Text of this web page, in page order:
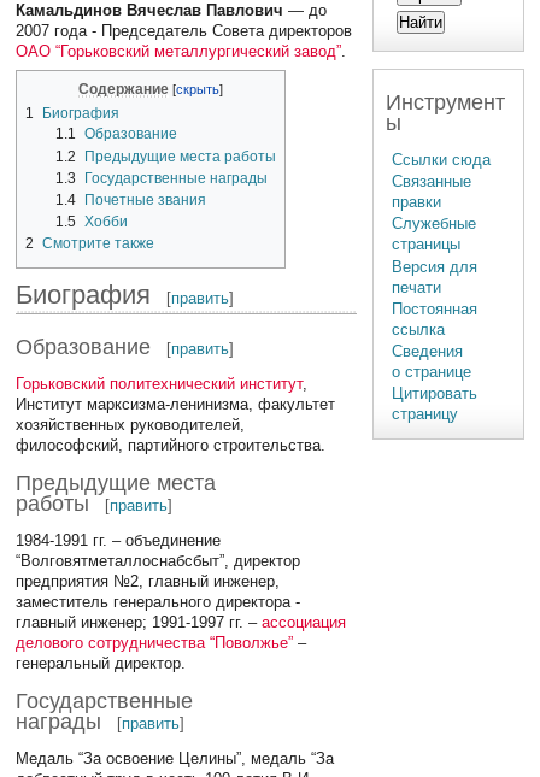
Камальдинов Вячеслав Павлович — до
2007 года - Председатель Совета директоров
ОАО “Горьковский металлургический завод”.
Содержание
1
Биография
1.1 Образование
1.2
Предыдущие места работы
1.3
Государственные награды
1.4
Почетные звания
1.5 Хобби
2
Смотрите также
Биография [править]
Образование [править]
Горьковский политехнический институт,
Институт марксизма-ленинизма, факультет
хозяйственных руководителей,
философский, партийного строительства.
Предыдущие места
работы
[править]
1984-1991 гг. – объединение
“Волговятметаллоснабсбыт”, директор
предприятия №2, главный инженер,
заместитель генерального директора -
главный инженер; 1991-1997 гг. –ассоциация
делового сотрудничества “Поволжье” –
генеральный директор.
Государственные
награды
[править]
Медаль “За освоение Целины”, медаль “За
Инструмент
ы
Ссылки сюда
Связанные
правки
Служебные
страницы
Версия для
печати
Постоянная
ссылка
Сведения
о странице
Цитировать
страницу